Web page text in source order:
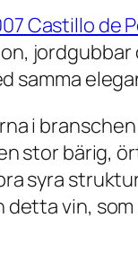
Castillo de
i
stor bärig,
syra
vin,